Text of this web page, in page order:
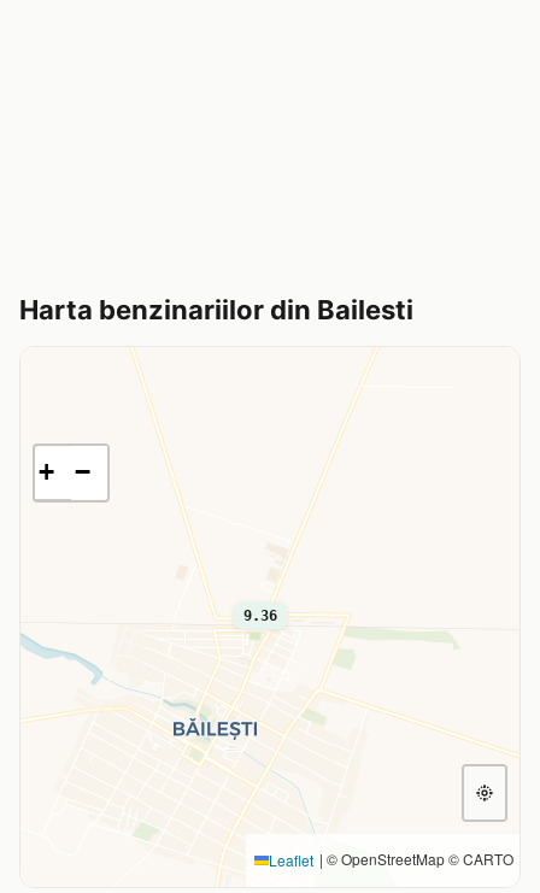
Harta benzinariilor din Bailesti
9.36
+ −
Leaflet | © OpenStreetMap © CARTO